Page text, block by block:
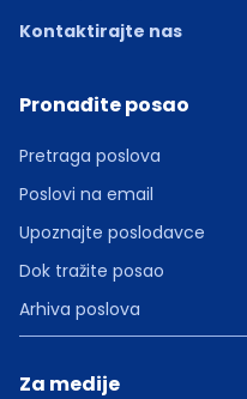
Kontaktirajte nas
Pronađite posao
Pretraga poslova
Poslovi na email
Upoznajte poslodavce
Dok tražite posao
Arhiva poslova
Za medije